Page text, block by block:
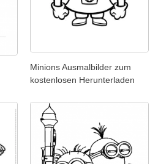
Minions Ausmalbilder zum
kostenlosen Herunterladen